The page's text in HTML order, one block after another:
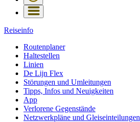
Reiseinfo
Routenplaner
Haltestellen
Linien
De Lijn Flex
Störungen und Umleitungen
Tipps, Infos und Neuigkeiten
App
Verlorene Gegenstände
Netzwerkpläne und Gleiseinteilungen